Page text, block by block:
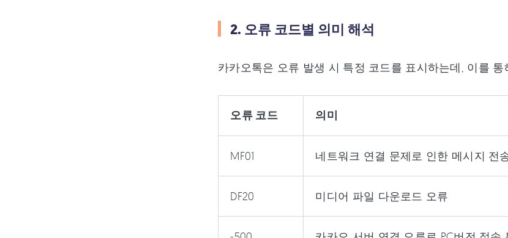
2. 오류 코드별 의미 해석
카카오톡은 오류 발생 시 특정 코드를 표시하는데, 이를
오류 코드 의미
MF01 네트워크 연결 문제로 인한 메시지 전
DF20 미디어 파일 다운로드 오류